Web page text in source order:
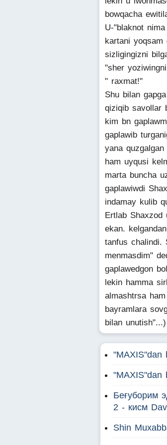
bowqacha
U-"blaknot
kartani yoqsam
sizligingizni
"sher
" raxmat!"
Shu bilan
qiziqib savollar
kim bn
gaplawib
yana
ham uyqusi
marta buncha
gaplawiwdi
indamay kulib
Ertlab
ekan.
tanfus chalindi.
menmasdim"
gaplawedgon
lekin hamma
almashtrsa
bayramlara
bilan unutish"...)
"MAXIS"dan
"MAXIS"dan
Беғуборим
2 - кисм
Shin